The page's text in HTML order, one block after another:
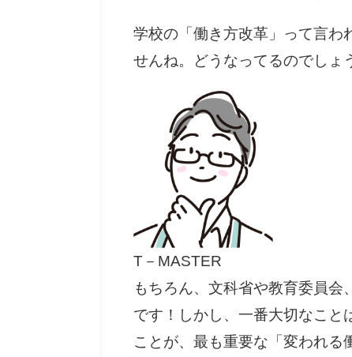
学校の「働き方改革」って言わ
せんね。どうなってるのでしょ
T－MASTER
もちろん、文科省や教育委員
です！しかし、一番大切なこと
ことが、最も重要な「変われる